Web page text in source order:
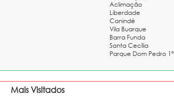
Aclimação
Liberdade
Canindé
Vila Buarque
Barra Funda
Santa Cecília
Parque Dom Pedro 1º
Mais Visitados